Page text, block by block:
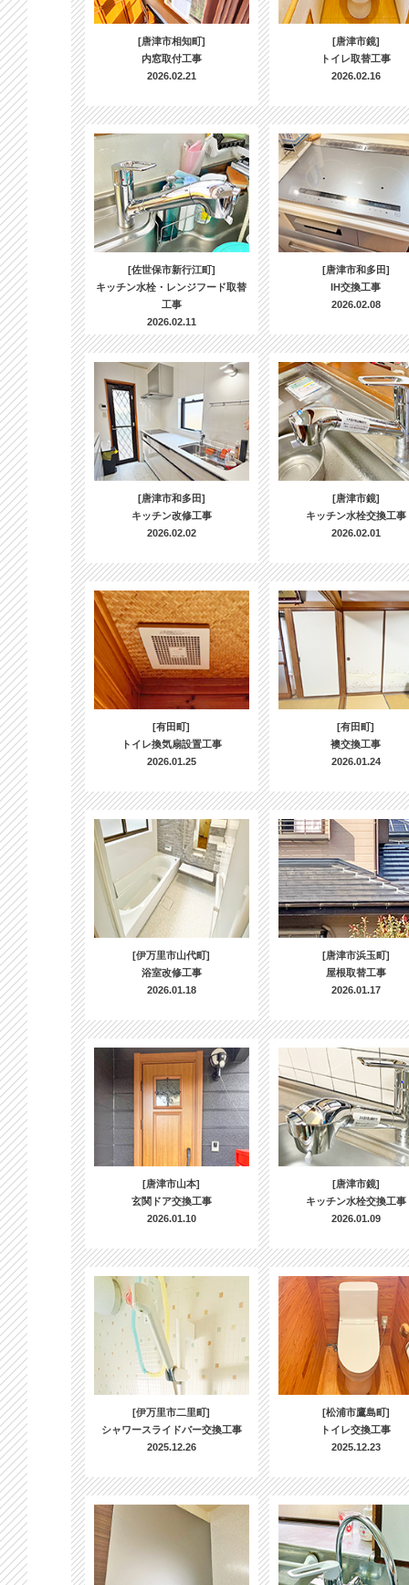
[唐津市相知町]
内窓取付工事
2026.02.21
[唐津市鏡]
トイレ取替工事
2026.02.16
[佐世保市新行江町]
キッチン水栓・レンジフード取替
工事
2026.02.11
[唐津市和多田]
IH交換工事
2026.02.08
[唐津市和多田]
キッチン改修工事
2026.02.02
[唐津市鏡]
キッチン水栓交換工事
2026.02.01
[有田町]
トイレ換気扇設置工事
2026.01.25
[有田町]
襖交換工事
2026.01.24
[伊万里市山代町]
浴室改修工事
2026.01.18
[唐津市浜玉町]
屋根取替工事
2026.01.17
[唐津市山本]
玄関ドア交換工事
2026.01.10
[唐津市鏡]
キッチン水栓交換工事
2026.01.09
[伊万里市二里町]
シャワースライドバー交換工事
2025.12.26
[松浦市鷹島町]
トイレ交換工事
2025.12.23